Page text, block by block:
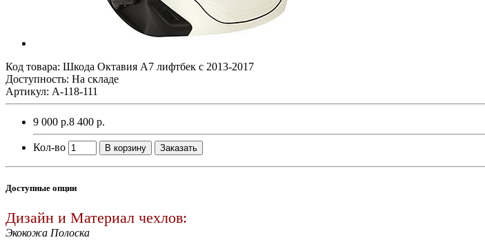
Код товара: Шкода Октавия А7 лифтбек с 2013-2017
Доступность: На складе
Артикул: A-118-111
9 000 р.8 400 р.
Кол-во В корзину Заказать
Доступные опции
Дизайн и Материал чехлов:
Экокожа Полоска